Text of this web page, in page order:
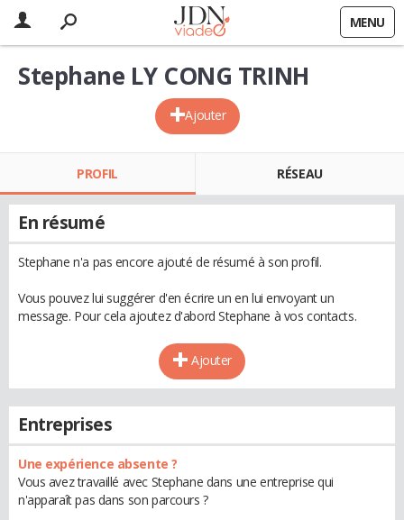
MENU
Ajouter
Stephane LY CONG TRINH
PROFIL RÉSEAU
En résumé
Stephane n'a pas encore ajouté de résumé à son profil.
Vous pouvez lui suggérer d'en écrire un en lui envoyant un
message. Pour cela ajoutez d'abord Stephane à vos contacts.
Ajouter
Entreprises
Une expérience absente ?
Vous avez travaillé avec Stephane dans une entreprise qui
n'apparaît pas dans son parcours ?